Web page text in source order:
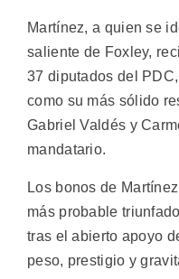
Martínez, a quien se
saliente de Foxley,
37 diputados del
como su más sólido
Gabriel Valdés y
mandatario.
Los bonos de
más probable
tras el abierto apoyo
peso, prestigio y